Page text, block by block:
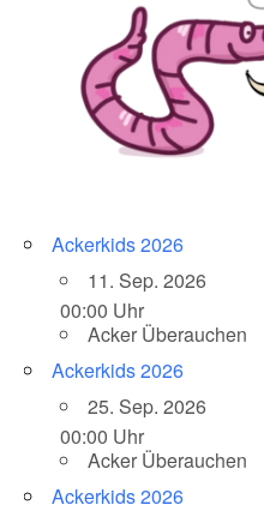
Ackerkids 2026
11. Sep. 2026
00:00 Uhr
Acker Überauchen
Ackerkids 2026
25. Sep. 2026
00:00 Uhr
Acker Überauchen
Ackerkids 2026